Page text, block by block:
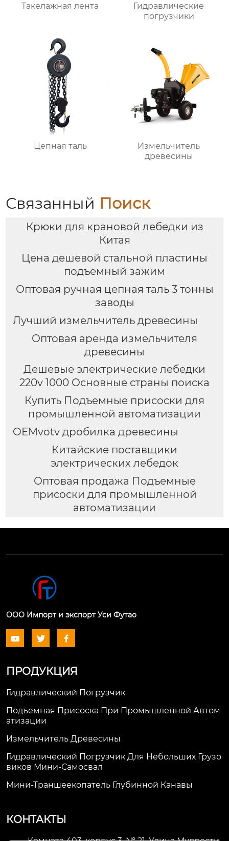
Такелажная лента
Гидравлические
погрузчики
Цепная таль
Измельчитель
древесины
Связанный Поиск
Крюки для крановой лебедки из
Китая
Цена дешевой стальной пластины
подъемный зажим
Оптовая ручная цепная таль 3 тонны
заводы
Лучший измельчитель древесины
Оптовая аренда измельчителя
древесины
Дешевые электрические лебедки
220v 1000 Основные страны поиска
Купить Подъемные присоски для
промышленной автоматизации
OEMvotv дробилка древесины
Китайские поставщики
электрических лебедок
Оптовая продажа Подъемные
присоски для промышленной
автоматизации
ООО Импорт и экспорт Уси Футао
  
ПРОДУКЦИЯ
Гидравлический Погрузчик
Подъемная Присоска При Промышленной Автом
Атизации
Измельчитель Древесины
Гидравлический Погрузчик Для Небольших Грузо
Виков Мини-Самосвал
Мини-Траншеекопатель Глубинной Канавы
КОНТАКТЫ